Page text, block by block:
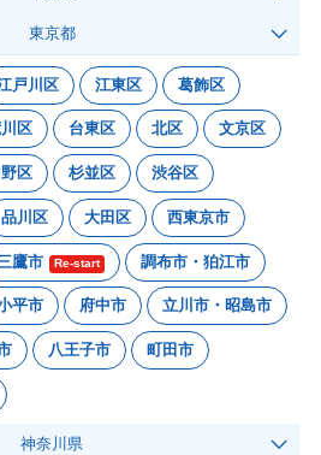
東京都
戸川区 江東区 葛飾区
区 台東区 北区 文京区
区 杉並区 渋谷区
品川区 大田区 西東京市
鷹市 Re-start 調布市・狛江市
平市 府中市 立川市・昭島市
八王子市 町田市
神奈川県